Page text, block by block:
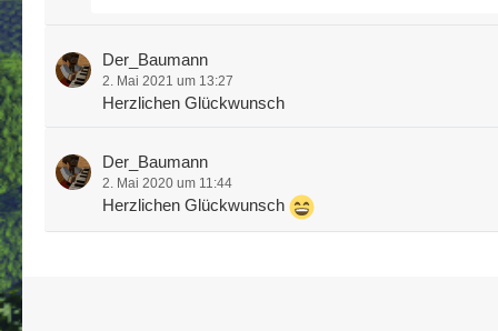
Der_Baumann
2. Mai 2021 um 13:27
Herzlichen Glückwunsch
Der_Baumann
2. Mai 2020 um 11:44
Herzlichen Glückwunsch